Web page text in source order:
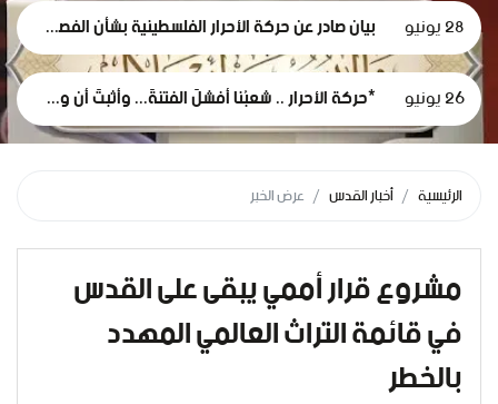
28 يونيو بيان صادر عن حركة الأحرار الفلسطينية بشأن الفصل التعسفي لموظفي وكالة الغوث، وإعلان التضامن مع اعتصامهم المشروع
26 يونيو *حركة الأحرار .. شعبُنا أفشلَ الفتنةَ... وأثبتَ أن وعيَه أقوى من مؤامرات الاحتلال*
الرئيسية أخبار القدس عرض الخبر
مشروع قرار أممي يبقى على القدس
في قائمة التراث العالمي المهدد
بالخطر